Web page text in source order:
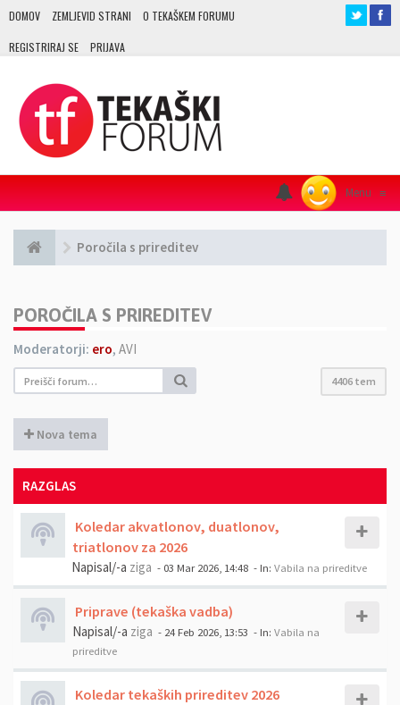
DOMOV ZEMLJEVID STRANI O TEKAŠKEM FORUMU
REGISTRIRAJ SE PRIJAVA
Menu ≡
Poročila s prireditev
POROČILA S PRIREDITEV
Moderatorji: ero, AVI
4406 tem
Nova tema
RAZGLAS
Koledar akvatlonov, duatlonov,
triatlonov za 2026
Napisal/-a ziga - 03 Mar 2026, 14:48 - In: Vabila na prireditve
Priprave (tekaška vadba)
Napisal/-a ziga - 24 Feb 2026, 13:53 - In: Vabila na
prireditve
Koledar tekaških prireditev 2026